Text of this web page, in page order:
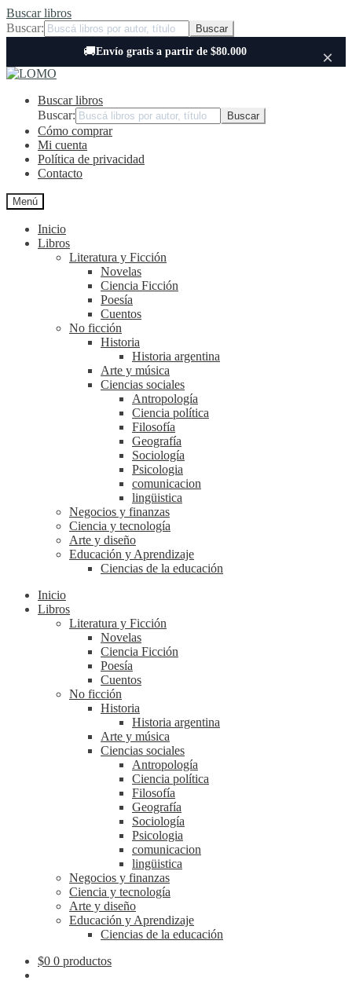
Buscar libros
Buscar:
🚚Envío gratis a partir de $80.000 ×
Ir
navegación
Ir
contenidoBuscar libros
Buscar:
Cómo comprar
Mi cuenta
Política de privacidad
Contacto
Menú
Inicio
Libros
Literatura y Ficción
Novelas
Ciencia Ficción
Poesía
Cuentos
No ficción
Historia
Historia argentina
Arte y música
Ciencias sociales
Antropología
Ciencia política
Filosofía
Geografía
Sociología
Psicologia
comunicacion
lingüistica
Negocios y finanzas
Ciencia y tecnología
Arte y diseño
Educación y Aprendizaje
Ciencias de la educación
Inicio
Libros
Literatura y Ficción
Novelas
Ciencia Ficción
Poesía
Cuentos
No ficción
Historia
Historia argentina
Arte y música
Ciencias sociales
Antropología
Ciencia política
Filosofía
Geografía
Sociología
Psicologia
comunicacion
lingüistica
Negocios y finanzas
Ciencia y tecnología
Arte y diseño
Educación y Aprendizaje
Ciencias de la educación
$0 0 productos